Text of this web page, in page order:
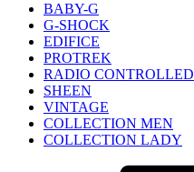
BABY-G
G-SHOCK
EDIFICE
PROTREK
RADIO CONTROLLED
SHEEN
VINTAGE
COLLECTION MEN
COLLECTION LADY